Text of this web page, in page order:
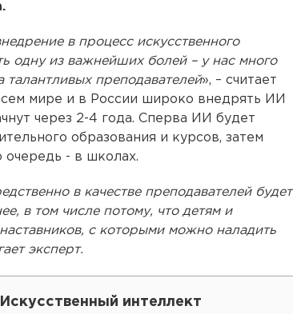
в процесс искусственного
одну из важнейших болей – у нас много
талантливых преподавателей», – считает
мире и в России широко внедрять ИИ
через 2-4 года. Сперва ИИ будет
образования и курсов, затем
очередь - в школах.
в качестве преподавателей будет
в том числе потому, что детям и
с которыми можно наладить
эксперт.
Искусственный интеллект